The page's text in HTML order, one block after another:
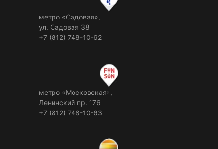
метро «Садовая»,
ул. Садовая 38
+7 (812) 748-10-62
метро «Московская»,
Ленинский пр. 176
+7 (812) 748-10-63